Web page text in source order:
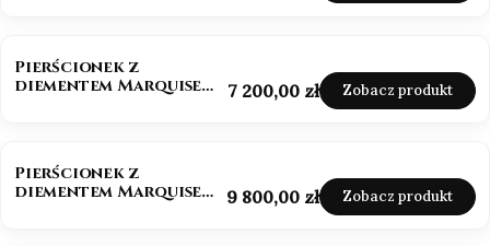
Pierścionek z
diementem Marquise
Cena
7 200,00 zł Zobacz produkt
Pierścionek z
diementem Marquise
Cena
9 800,00 zł Zobacz produkt